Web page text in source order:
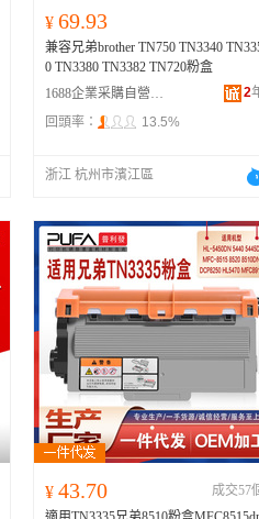
¥ 69.93
兼容兄弟brother TN750 TN3340
0 TN3380 TN3382 TN720粉盒
1688企業采購自營商城
2
回頭率：
13.5%
浙江 杭州市濱江區
¥ 43.70
成交57